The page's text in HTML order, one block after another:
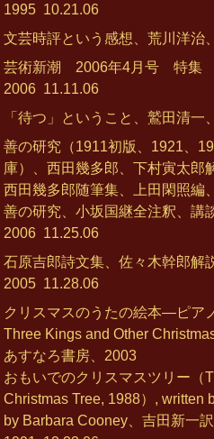
1995 10.21.06
文芸時評という感想、荒川洋治
芸術新潮 2006年4月号 特集
2006 11.11.06
「待つ」ということ、鷲田清一
善の研究（1911初版、1921、
庫）、西田幾多郎、下村寅太郎
西田幾多郎随筆集、上田閑照編
善の研究、小坂国継全注釈、講
2006 11.25.06
石原吉郎詩文集、佐々木幹郎解
2005 11.28.06
クリスマスのうたの絵本―ピア
Three Kings and Other
あすなろ書房、2003
おもいでのクリスマスツリー（
Christmas Tree, 1988）, written
by Barbara Cooney、吉田新一